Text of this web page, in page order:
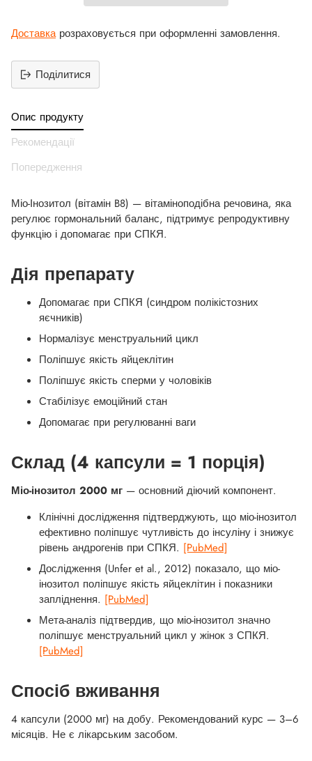
Доставкарозраховується при оформленні замовлення.
Поділитися
продукт
до
вашего
Опис продукту
Рекомендації
Попередження
Міо-Інозитол (вітамін B8) — вітаміноподібна речовина, яка
регулює гормональний баланс, підтримує репродуктивну
функцію і допомагає при СПКЯ.
Дія препарату
Допомагає при СПКЯ (синдром полікістозних
яєчників)
Нормалізує менструальний цикл
Поліпшує якість яйцеклітин
Поліпшує якість сперми у чоловіків
Стабілізує емоційний стан
Допомагає при регулюванні ваги
Склад (4 капсули = 1 порція)
Міо-інозитол 2000 мг — основний діючий компонент.
Клінічні дослідження підтверджують, що міо-інозитол
ефективно поліпшує чутливість до інсуліну і знижує
рівень андрогенів при СПКЯ. [PubMed]
Дослідження (Unfer et al., 2012) показало, що міо-
інозитол поліпшує якість яйцеклітин і показники
запліднення. [PubMed]
Мета-аналіз підтвердив, що міо-інозитол значно
поліпшує менструальний цикл у жінок з СПКЯ.
[PubMed]
Спосіб вживання
4 капсули (2000 мг) на добу. Рекомендований курс — 3–6
місяців. Не є лікарським засобом.